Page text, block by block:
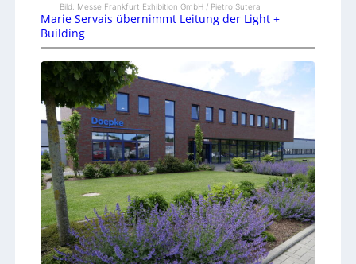
Bild: Messe Frankfurt Exhibition GmbH / Pietro Sutera
Marie Servais übernimmt Leitung der Light +
Building